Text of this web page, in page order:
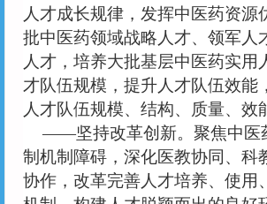
人才成长规律，发挥中医药资源
批中医药领域战略人才、领军人
人才，培养大批基层中医药实用
才队伍规模，提升人才队伍效能
人才队伍规模、结构、质量、效
——坚持改革创新。聚焦中医
制机制障碍，深化医教协同、科
协作，改革完善人才培养、使用